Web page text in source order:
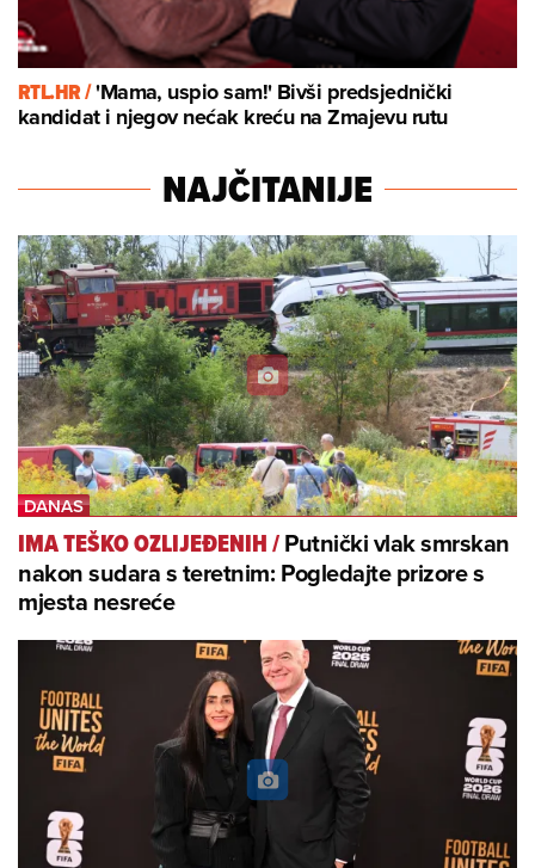
RTL.HR /'Mama, uspio sam!' Bivši predsjednički
kandidat i njegov nećak kreću na Zmajevu rutu
NAJČITANIJE
IMA TEŠKO OZLIJEĐENIH/Putnički vlak smrskan
nakon sudara s teretnim: Pogledajte prizore s
mjesta nesreće